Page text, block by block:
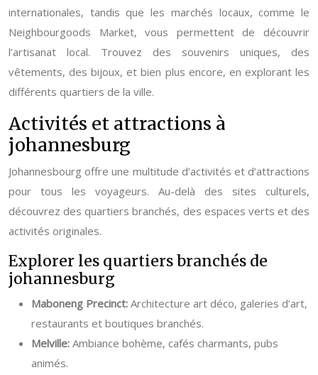
internationales, tandis que les marchés locaux, comme le
Neighbourgoods Market, vous permettent de découvrir
l’artisanat local. Trouvez des souvenirs uniques, des
vêtements, des bijoux, et bien plus encore, en explorant les
différents quartiers de la ville.
Activités et attractions à
johannesburg
Johannesbourg offre une multitude d’activités et d’attractions
pour tous les voyageurs. Au-delà des sites culturels,
découvrez des quartiers branchés, des espaces verts et des
activités originales.
Explorer les quartiers branchés de
johannesburg
Maboneng Precinct: Architecture art déco, galeries d’art,
restaurants et boutiques branchés.
Melville: Ambiance bohème, cafés charmants, pubs
animés.